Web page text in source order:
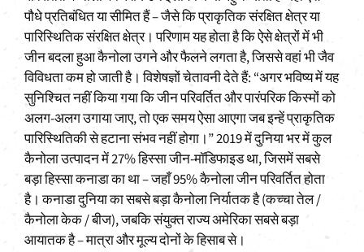
पौधे प्रतिबंधित या सीमित हैं – जैसे कि प्राकृतिक संरक्षित क्षेत्र या
पारिस्थितिक संरक्षित क्षेत्र। परिणाम यह होता है कि ऐसे क्षेत्रों में भी
जीन बदला हुआ कैनोला उगने और फैलने लगता है, जिससे वहां भी जैव
विविधता कम हो जाती है। विशेषज्ञों चेतावनी देते हैं: “अगर भविष्य में यह
सुनिश्चित नहीं किया गया कि जीन परिवर्तित और पारंपरिक किस्मों को
अलग-अलग उगाया जाए, तो एक समय ऐसा आएगा जब इन्हें प्राकृतिक
पारिस्थितिकी से हटाना संभव नहीं होगा।” 2019 में दुनिया भर में कुल
कैनोला उत्पादन में 27% हिस्सा जीन-मॉडिफाइड था, जिसमें सबसे
बड़ा हिस्सा कनाडा का था – जहाँ 95% कैनोला जीन परिवर्तित होता
है। कनाडा दुनिया का सबसे बड़ा कैनोला निर्यातक है (कच्चा तेल /
कैनोला केक / बीज), जबकि संयुक्त राज्य अमेरिका सबसे बड़ा
आयातक है – मात्रा और मूल्य दोनों के हिसाब से।